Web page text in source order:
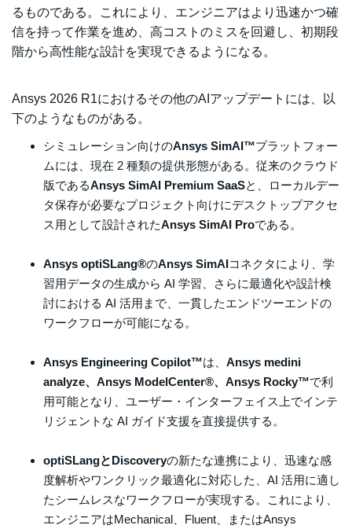
るものである。これにより、エンジニアはより迅速かつ確
信を持って作業を進め、高コストのミスを回避し、初期段
階から高性能な設計を実現できるようになる。
Ansys 2026 R1におけるその他のAIアップデートには、以
下のようなものがある。
シミュレーション向けのAnsys SimAI™プラットフォー
ムには、現在 2 種類の提供形態がある。従来のクラウド
版であるAnsys SimAI Premium SaaSと、ローカルデー
タ保存が必要なプロジェクト向けにデスクトップアクセ
ス用として設計されたAnsys SimAI Proである。
Ansys optiSLang®のAnsys SimAIコネクタにより、学
習用データの生成から AI 学習、さらに最適化や設計検
討における AI 活用まで、一貫したエンドツーエンドの
ワークフローが可能になる。
Ansys Engineering Copilot™は、 Ansys medini
analyze、Ansys ModelCenter®、Ansys Rocky™で利
用可能となり、ユーザー・インターフェイス上でインテ
リジェントな AI ガイド支援を直接提供する。
optiSLangとDiscoveryの新たな連携により、迅速な感
度解析やワンクリック最適化に対応した、AI 活用に適し
たシームレスなワークフローが実現する。これにより、
エンジニアはMechanical、Fluent、またはAnsys